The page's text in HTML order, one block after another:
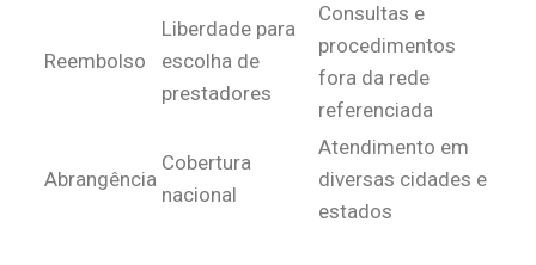
Reembolso
Liberdade para
escolha de
prestadores
Consultas e
procedimentos
fora da rede
referenciada
Abrangência
Cobertura
nacional
Atendimento em
diversas cidades e
estados